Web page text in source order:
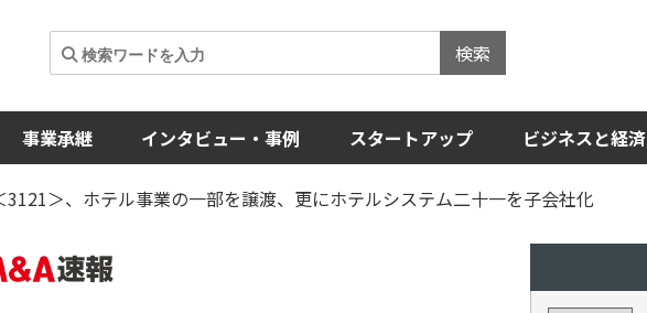
検索
事業承継 インタビュー・事例 スタートアップ ビジネスと経済
＞、ホテル事業の一部を譲渡、更にホテルシステム二十一を子会社化